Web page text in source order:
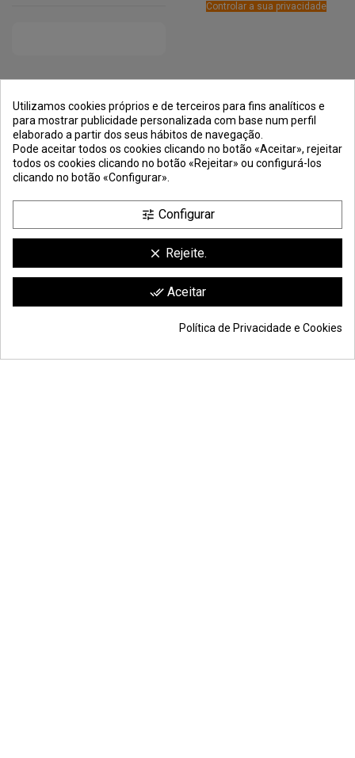
Adicionar ao carrinho * 20,79 €
Controlar a sua privacidade
PAGAMENTO
SEGURA
clic aquí para mostrar el certificado.
Utilizamos cookies próprios e de terceiros para fins analíticos e
para mostrar publicidade personalizada com base num perfil
elaborado a partir dos seus hábitos de navegação.
Pode aceitar todos os cookies clicando no botão «Aceitar», rejeitar
todos os cookies clicando no botão «Rejeitar» ou configurá-los
clicando no botão «Configurar».
tune Configurar
clear Rejeite.
done_all Aceitar
Política de Privacidade e Cookies